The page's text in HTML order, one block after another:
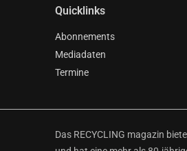
Quicklinks
Abonnements
Mediadaten
Termine
Das RECYCLING magazin